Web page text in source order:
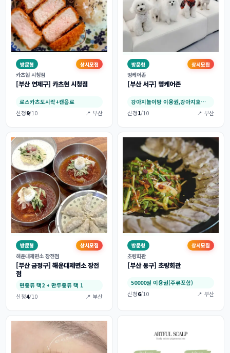
방문형
상시모집
카츠현 시청점
[부산 연제구] 카츠현 시청점
로스카츠도시락+캔음료
신청9/10 📍 부산
방문형
상시모집
멍케어존
[부산 서구] 멍케어존
강아지놀이방 이용권,강아지호텔 이용권
신청1/10 📍 부산
방문형
상시모집
해운대제면소 장전점
[부산 금정구] 해운대제면소 장전
점
면종류 택2 + 만두종류 택 1
신청4/10 📍 부산
방문형
상시모집
초량회관
[부산 동구] 초량회관
50000원 이용권(주류포함)
신청6/10 📍 부산